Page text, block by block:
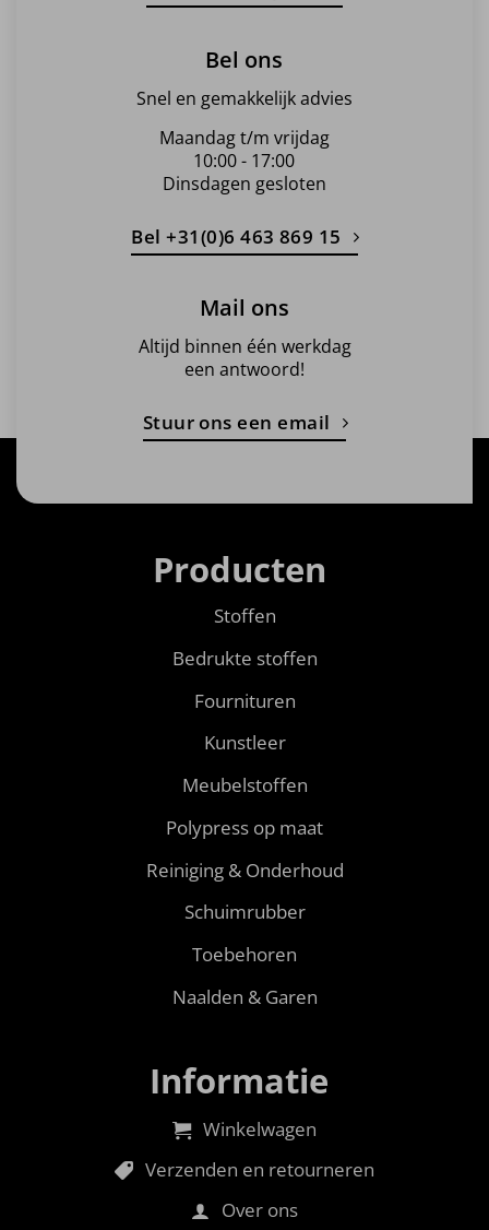
Bel ons
Snel en gemakkelijk advies
Maandag t/m vrijdag
10:00 - 17:00
Dinsdagen gesloten
Bel +31(0)6 463 869 15
Mail ons
Altijd binnen één werkdag
een antwoord!
Stuur ons een email
Producten
Stoffen
Bedrukte stoffen
Fournituren
Kunstleer
Meubelstoffen
Polypress op maat
Reiniging & Onderhoud
Schuimrubber
Toebehoren
Naalden & Garen
Informatie
Winkelwagen
Verzenden en retourneren
Over ons